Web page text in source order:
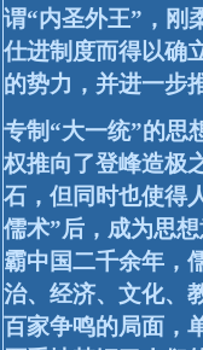
谓“内圣外王” ，刚
仕进制度而得以确
的势力，并进一步
专制“大一统”的思
权推向了登峰造极
石，但同时也使得
儒术”后，成为思
霸中国二千余年，
治、经济、文化、
百家争鸣的局面，